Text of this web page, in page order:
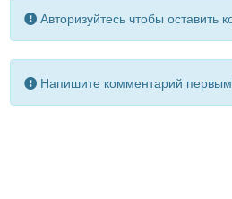
Авторизуйтесь чтобы оставить
Напишите комментарий